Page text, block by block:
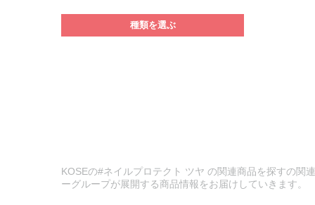
種類を選ぶ
KOSEの#ネイルプロテクト ツヤ の関連商品を探すの関
ーグループが展開する商品情報をお届けしていきます。